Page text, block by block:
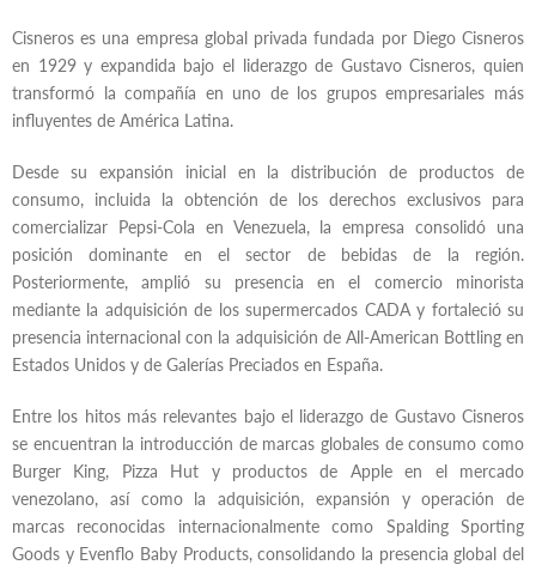
Cisneros es una empresa global privada fundada por Diego Cisneros
en 1929 y expandida bajo el liderazgo de Gustavo Cisneros, quien
transformó la compañía en uno de los grupos empresariales más
influyentes de América Latina.
Desde su expansión inicial en la distribución de productos de
consumo, incluida la obtención de los derechos exclusivos para
comercializar Pepsi-Cola en Venezuela, la empresa consolidó una
posición dominante en el sector de bebidas de la región.
Posteriormente, amplió su presencia en el comercio minorista
mediante la adquisición de los supermercados CADA y fortaleció su
presencia internacional con la adquisición de All-American Bottling en
Estados Unidos y de Galerías Preciados en España.
Entre los hitos más relevantes bajo el liderazgo de Gustavo Cisneros
se encuentran la introducción de marcas globales de consumo como
Burger King, Pizza Hut y productos de Apple en el mercado
venezolano, así como la adquisición, expansión y operación de
marcas reconocidas internacionalmente como Spalding Sporting
Goods y Evenflo Baby Products, consolidando la presencia global del